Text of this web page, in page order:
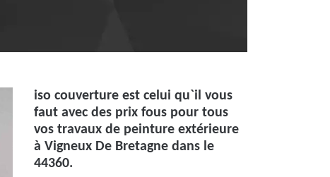
iso couverture est celui qu`il vous
faut avec des prix fous pour tous
vos travaux de peinture extérieure
à Vigneux De Bretagne dans le
44360.